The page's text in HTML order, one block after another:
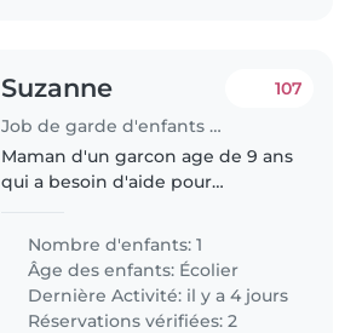
Suzanne
Job de garde d'enfants à Luxembourg
107
Maman d'un garcon age de 9 ans
qui a besoin d'aide pour
les mardi et jeudi a partir de 16h.
Mum of a 9 years old boy
looking..
Nombre d'enfants: 1
Âge des enfants: Écolier
Dernière Activité: il y a 4 jours
Réservations vérifiées: 2